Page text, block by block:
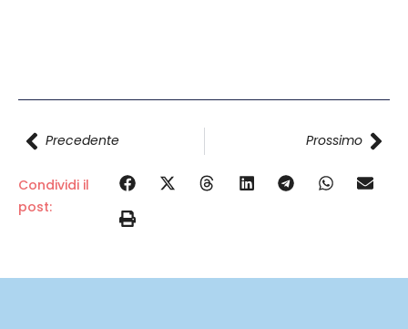
Precedente Prossimo
Condividi il
post: